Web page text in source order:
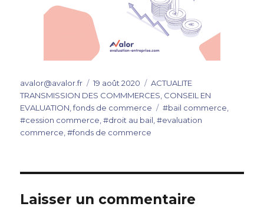
Auteur
avalor@avalor.fr
Publié
le
19 août 2020 Catégories
ACTUALITE
TRANSMISSION DES COMMMERCES CONSEIL EN
EVALUATION ,fonds de commerce Étiquettes
#bail commerce
#cession commerce ,#droit au bail ,#evaluation
commerce ,#fonds de commerce
Laisser un commentaire